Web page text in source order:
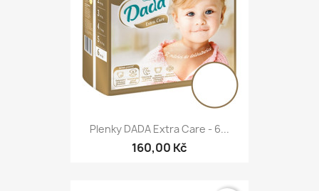
Plenky DADA Extra Care - 6...
160,00 Kč